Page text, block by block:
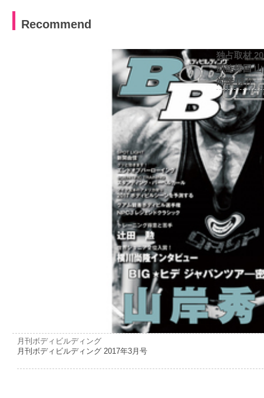
Recommend
独占取材
凱旋帰国
尚隆 ほか
月刊ボディビルディング
月刊ボディビルディング 2017年3月号